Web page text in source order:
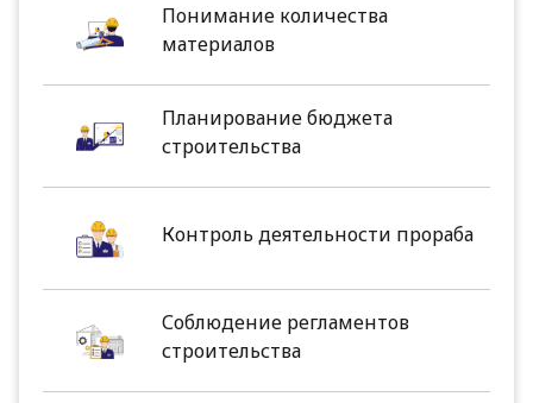
Понимание количества
материалов
Планирование бюджета
строительства
Контроль деятельности прораба
Соблюдение регламентов
строительства